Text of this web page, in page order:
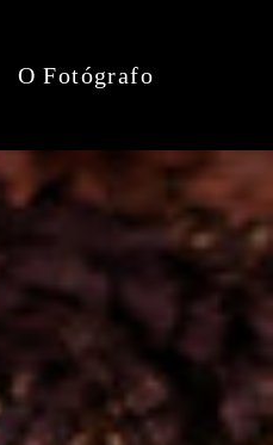
O Fotógrafo